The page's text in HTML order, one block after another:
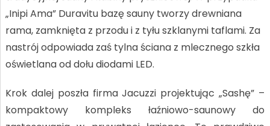
„Inipi Ama” Duravitu bazę sauny tworzy drewniana
rama, zamknięta z przodu i z tyłu szklanymi taflami. Za
nastrój odpowiada zaś tylna ściana z mlecznego szkła
oświetlana od dołu diodami LED.
Krok dalej poszła firma Jacuzzi projektując „Sashę” –
kompaktowy kompleks łaźniowo-saunowy do